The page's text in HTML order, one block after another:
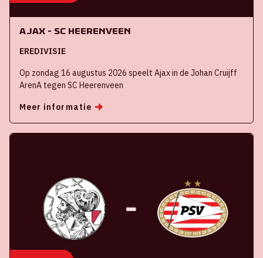
Ajax - SC Heerenveen
EREDIVISIE
Op zondag 16 augustus 2026 speelt Ajax in de Johan Cruijff
ArenA tegen SC Heerenveen
Meer informatie